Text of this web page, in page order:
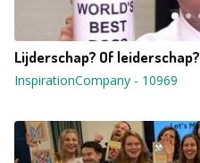
Lijderschap? Of leiderschap?
InspirationCompany - 10969